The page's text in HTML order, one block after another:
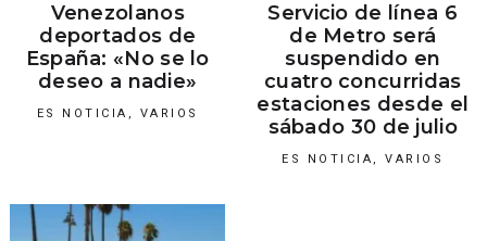
Venezolanos
deportados de
España: «No se lo
deseo a nadie»
ES NOTICIA , VARIOS
Servicio de línea 6
de Metro será
suspendido en
cuatro concurridas
estaciones desde el
sábado 30 de julio
ES NOTICIA ,VARIOS